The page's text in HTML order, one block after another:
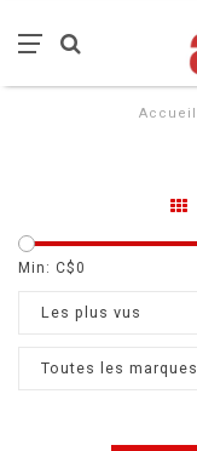
Accueil
Min: C$0
Les plus vus
Toutes les marques